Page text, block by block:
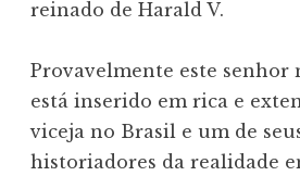
reinado de Harald V.
Provavelmente este senhor
está inserido em rica e
viceja no Brasil e um de
historiadores da realidade